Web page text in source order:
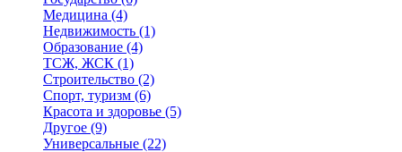
Медицина (4)
Недвижимость (1)
Образование (4)
ТСЖ, ЖСК (1)
Строительство (2)
Спорт, туризм (6)
Красота и здоровье (5)
Другое (9)
Универсальные (22)